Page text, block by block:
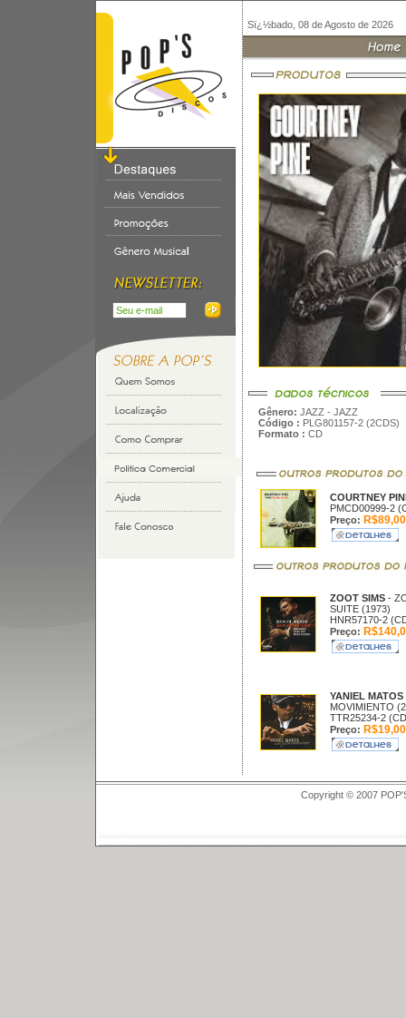
Sï¿½bado, 08 de Agosto de 2026
Gênero: JAZZ - JAZZ
Código : PLG801157-2 (2CDS)
Formato : CD
COURTNEY
PMCD00999-2
Preço: R$89,00
ZOOT SIMS -
SUITE (1973)
HNR57170-2
Preço:
YANIEL MATOS
MOVIMIENTO
TTR25234-2
Preço: R$19,00
Copyright © 2007